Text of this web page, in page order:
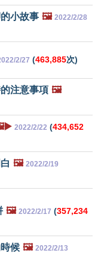
小故事 🖼️ 2022/2/28
2/27 (463,885次)
注意事項 🖼️
2022/2/22 (434,652
🖼️ 2022/2/19
🖼️ 2022/2/17 (357,234
候 🖼️ 2022/2/13